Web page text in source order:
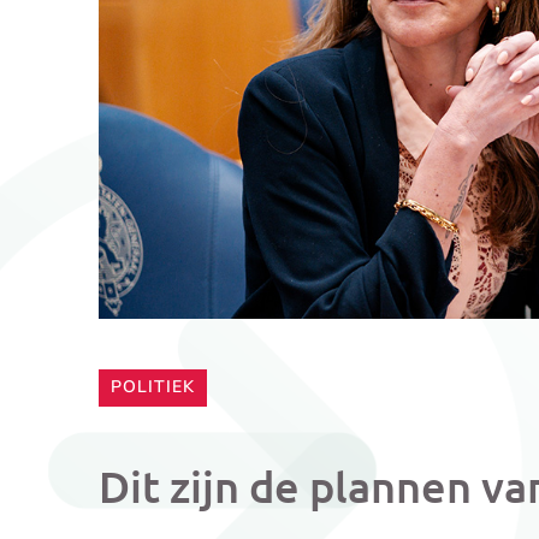
CATEGORIE:
POLITIEK
Dit zijn de plannen